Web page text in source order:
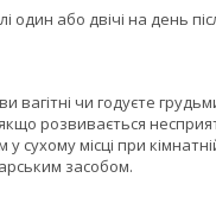
один або двічі на день
вагітні чи годуєте
розвивається
сухому місці при
засобом.